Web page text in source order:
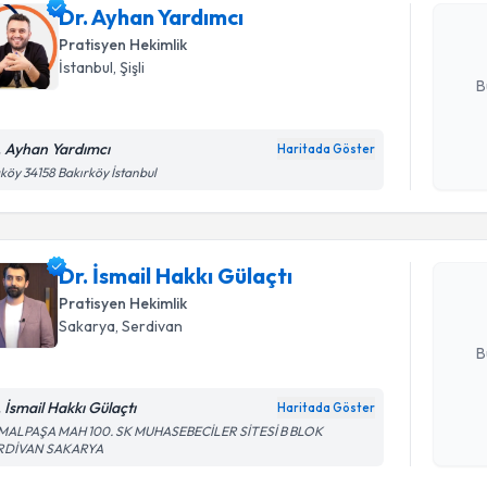
Dr. Ayhan Yardımcı
Pratisyen Hekimlik
İstanbul , Şişli
Ayhan Yardımcı Haritada Göster
34158 Bakırköy İstanbul
Dr. İsmail Hakkı Gülaçtı
Pratisyen Hekimlik
Sakarya , Serdivan
İsmail Hakkı Gülaçtı Haritada Göster
MAH 100. SK MUHASEBECİLER SİTESİ B BLOK
SAKARYA
Dr. İsmail
Size bu